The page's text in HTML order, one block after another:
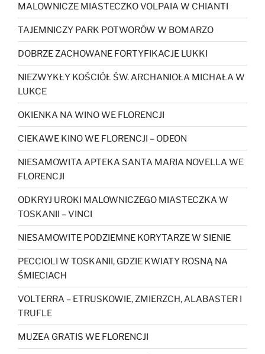
MALOWNICZE MIASTECZKO VOLPAIA W CHIANTI
TAJEMNICZY PARK POTWORÓW W BOMARZO
DOBRZE ZACHOWANE FORTYFIKACJE LUKKI
NIEZWYKŁY KOŚCIÓŁ ŚW. ARCHANIOŁA MICHAŁA W
LUKCE
OKIENKA NA WINO WE FLORENCJI
CIEKAWE KINO WE FLORENCJI – ODEON
NIESAMOWITA APTEKA SANTA MARIA NOVELLA WE
FLORENCJI
ODKRYJ UROKI MALOWNICZEGO MIASTECZKA W
TOSKANII – VINCI
NIESAMOWITE PODZIEMNE KORYTARZE W SIENIE
PECCIOLI W TOSKANII, GDZIE KWIATY ROSNĄ NA
ŚMIECIACH
VOLTERRA – ETRUSKOWIE, ZMIERZCH, ALABASTER I
TRUFLE
MUZEA GRATIS WE FLORENCJI